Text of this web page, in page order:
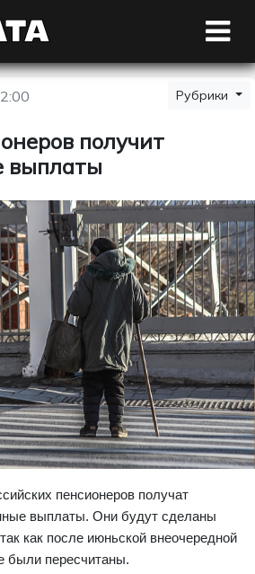
Рубрики
получит
выплаты
пенсионеров получат
выплаты. Они будут сделаны
как после июньской внеочередной
были пересчитаны.